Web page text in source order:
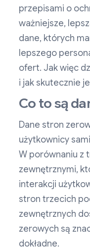
przepisami o
ważniejsze,
dane, których
lepszego
ofert. Jak więc
i jak skutecznie
Co to są
Dane stron
użytkownicy
W porównaniu z
zewnętrznymi,
interakcji
stron trzecich
zewnętrznych
zerowych są
dokładne.